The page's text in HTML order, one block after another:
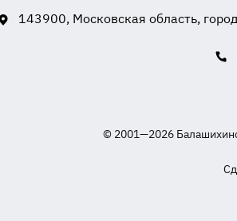
143900, Московская область,
© 2001—2026